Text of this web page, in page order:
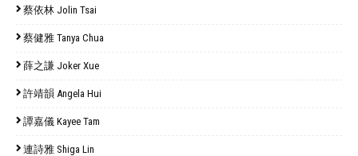
蔡依林 Jolin Tsai
蔡健雅 Tanya Chua
薛之謙 Joker Xue
許靖韻 Angela Hui
譚嘉儀 Kayee Tam
連詩雅 Shiga Lin